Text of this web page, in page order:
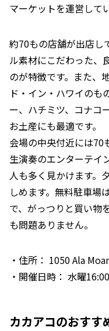
マーケットを運営して
約70もの店舗が出店し
ル素材にこだわった、
のが特徴です。また、
ド・イン・ハワイのも
ー、ハチミツ、コナコ
お土産にも最適です。
会場の中央付近には70
生演奏のエンターテイ
人も多く見かけます。
しめます。無料駐車場
で、がっつりと買い物
も問題ありません。
・住所： 1050 Ala
・開催日時： 水曜
カカアコのおすす